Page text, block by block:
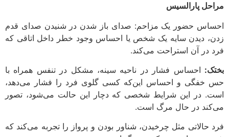
مراحل پارالسیس
احساس حضور یک مزاحم: صدای باز شدن در شنیدن صدای قدم
زدن، دیدن سایه‌ یک شخص یا احساس وجود خطر داخل اتاقی که
فرد در آن استراحت می‌کند.
بختک: احساس فشار در ناحیه‌ سینه، مشکل در تنفس همراه با
حس خفگی و احساس این‌که کسی گلوی فرد را فشار می‌دهد،
است. در این شرایط شخصی که دچار این حالت می‌شود، تصور
می‌کند در حال مرگ است.
فرد حالاتی مثل چرخیدن، شناور بودن و پرواز را تجربه می‌کند که